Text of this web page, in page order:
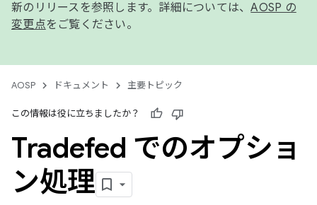
新のリリースを参照します。詳細については、AOSP の
変更点をご覧ください。
AOSP ドキュメント 主要トピック
この情報は役に立ちましたか？
Tradefed でのオプショ
ン処理